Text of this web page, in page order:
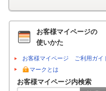
お客様マイページの
使いかた
お客様マイページ ご利用ガイ
マークとは
お客様マイページ内検索